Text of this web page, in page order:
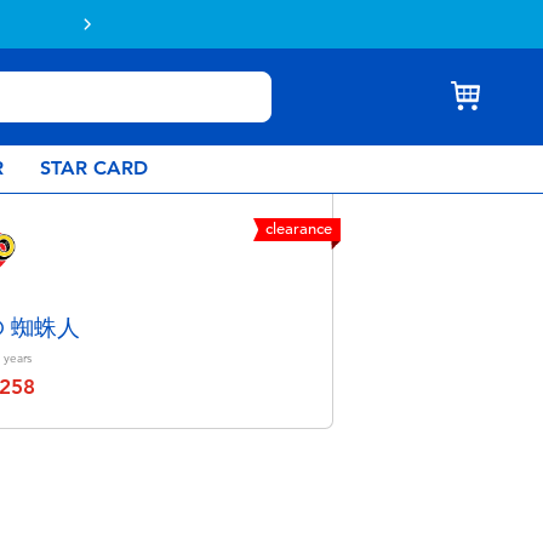
STAR CARD
clearance
蜘蛛人
years
from